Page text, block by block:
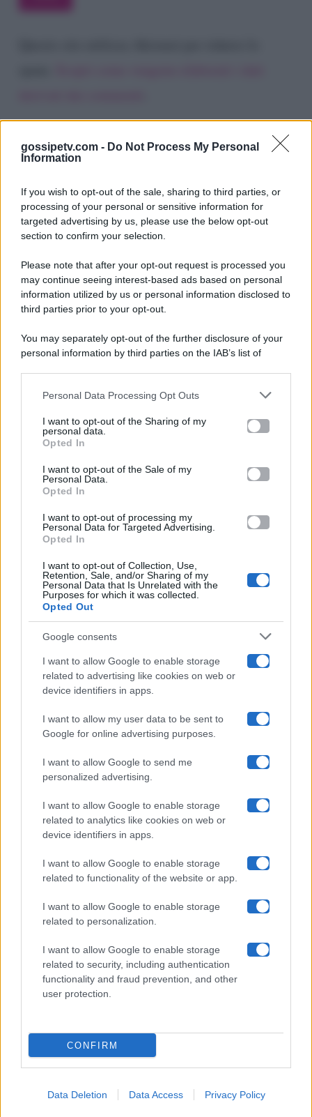
gossipetv.com - Do Not Process My Personal
Information
If you wish to opt-out of the sale, sharing to third parties, or
processing of your personal or sensitive information for
targeted advertising by us, please use the below opt-out
section to confirm your selection.
Please note that after your opt-out request is processed you
may continue seeing interest-based ads based on personal
information utilized by us or personal information disclosed to
third parties prior to your opt-out.
You may separately opt-out of the further disclosure of your
personal information by third parties on the IAB’s list of
This information may also be disclosed by us to third parties
disclose it to other third parties.
Please note that this website/app uses one or more Google
services and may gather and store information including but
not limited to your visit or usage behaviour. You may click to
grant or deny consent to Google and its third-party tags to
consent section.
Personal Data Processing Opt Outs
I want to opt-out of the Sharing of my
personal data.
Opted In
I want to opt-out of the Sale of my
Personal Data.
Opted In
I want to opt-out of processing my
Personal Data for Targeted Advertising.
Opted In
I want to opt-out of Collection, Use,
Retention, Sale, and/or Sharing of my
Personal Data that Is Unrelated with the
Purposes for which it was collected.
Opted Out
Google consents
I want to allow Google to enable storage
related to advertising like cookies on web or
device identifiers in apps.
I want to allow my user data to be sent to
Google for online advertising purposes.
I want to allow Google to send me
personalized advertising.
I want to allow Google to enable storage
related to analytics like cookies on web or
device identifiers in apps.
I want to allow Google to enable storage
related to functionality of the website or app.
I want to allow Google to enable storage
related to personalization.
I want to allow Google to enable storage
related to security, including authentication
functionality and fraud prevention, and other
user protection.
CONFIRM
Data Deletion Data Access Privacy Policy
Gossip e TV è un sito di MASTE S.r.l.
viale Luigi Majno n. 21 - 20129 Milano (MI)
P.Iva 10909580960
Categorie
Gossip
Televisione
Programmi TV
Amici
Ballando Con Le Stelle
Grande Fratello
Isola Dei Famosi
Uomini E Donne
Maste S.r.l.
Chi siamo
Collabora con noi
Contatti
Privacy Policy
Cookie Policy
Preferenze Privacy- Riproduzione riservata - Photo
Credits: Le immagini presenti in questo sito sono di
proprietà di Maste Srl
facebookinstagram